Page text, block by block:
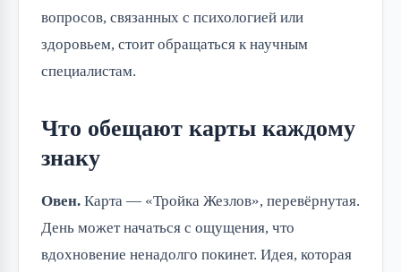
вопросов, связанных с психологией или
здоровьем, стоит обращаться к научным
специалистам.
Что обещают карты каждому
знаку
Овен. Карта — «Тройка Жезлов», перевёрнутая.
День может начаться с ощущения, что
вдохновение ненадолго покинет. Идея, которая